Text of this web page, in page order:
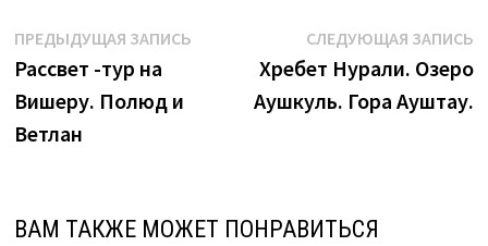
Навигация
по
записям
ПРЕДЫДУЩАЯ ЗАПИСЬПредыдущая
Рассвет -тур на
Вишеру. Полюд и
Ветлан
СЛЕДУЮЩАЯ ЗАПИСЬ
Хребет Нурали. Озеро
Аушкуль. Гора Ауштау.
ВАМ ТАКЖЕ МОЖЕТ ПОНРАВИТЬСЯ